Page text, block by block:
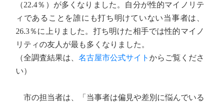
（22.4％）が多くなりました。自分が性的マイノリテ
ィであることを誰にも打ち明けていない当事者は、
26.3％に上りました。打ち明けた相手では性的マイノ
リティの友人が最も多くなりました。
（全調査結果は、 名古屋市公式サイト からご覧くださ
い）
市の担当者は、「当事者は偏見や差別に悩んでいる